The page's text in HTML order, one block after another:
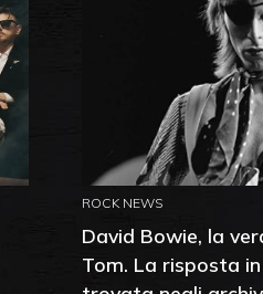
ROCK NEWS
David Bowie, la
Tom. La risposta